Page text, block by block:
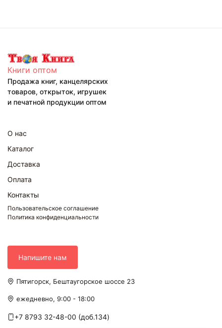
Книги оптом
Продажа книг, канцелярских
товаров, открыток, игрушек
и печатной продукции оптом
О нас
Каталог
Доставка
Оплата
Контакты
Пользовательское соглашение
Политика конфиденциальности
Напишите нам
Пятигорск, Бештаугорское шоссе 23
ежедневно, 9:00 - 18:00
+7 8793 32-48-00 (доб.134)